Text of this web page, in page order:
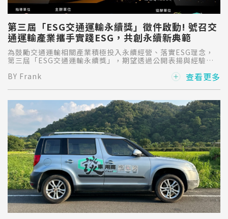
第三屆「ESG交通運輸永續獎」徵件啟動! 號召交
通運輸產業攜手實踐ESG，共創永續新典範
為鼓勵交通運輸相關產業積極投入永續經營、落實ESG理念，
第三屆「ESG交通運輸永續獎」，期望透過公開表揚與經驗交
學習與合作，進一步提升整體產業的永續競爭力。
BY Frank 查看更多